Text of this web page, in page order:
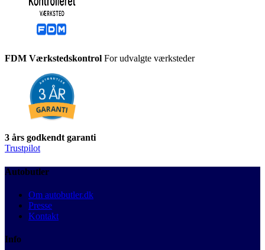
FDM Værkstedskontrol For udvalgte værksteder
3 års godkendt garanti
Trustpilot
Autobutler
Om autobutler.dk
Presse
Kontakt
Info